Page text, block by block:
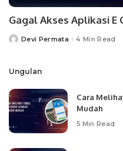
Gagal Akses Aplikasi E
PostedDevi Permata 4 Min Read
Ungulan
Cara
Mudah
5 Min Read